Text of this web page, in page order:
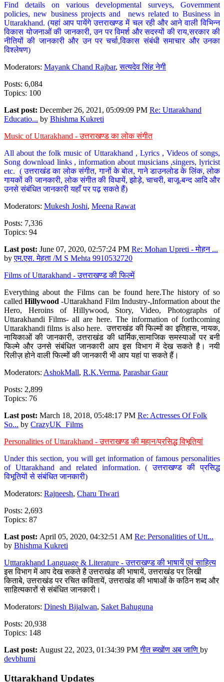
Find details on various developmental surveys, Government
policies, new business projects and news related to Business in
Uttarakhand. (यहां आप पायेंगे उत्तराखण्ड में चल रही और आने वाली विभिन्न
विकास योजनाओं की जानकारी, उन पर विमर्श और सदस्यों की राय,सरकार की
नीतियों की जानकारी और उन पर चर्चा,विकास संबंधी समाचार और उनका
विश्लेषण)
Moderators: Mayank Chand Rajbar,सत्यदेव सिंह नेगी
Posts: 6,084
Topics: 100
Last post: December 26, 2021, 05:09:09 PM Re: Uttarakhand
Educatio... by Bhishma Kukreti
Music of Uttarakhand - उत्तराखण्ड का लोक संगीत
All about the folk music of Uttarakhand , Lyrics , Videos of songs,
Song download links , information about musicians ,singers, lyricist
etc. ( उत्तराखंड का लोक संगीत, गानों के बोल, गाने डाउनलोड के लिंक, लोक
गायकों की जानकारी, लोक संगीत की विधायें, झोड़े, चाचरी, बाजू-बन्द आदि और
उनसे संबंधित जानकारी यहाँ पर पढ़ सकते हैं)
Moderators: Mukesh Joshi, Meena Rawat
Posts: 7,336
Topics: 94
Last post: June 07, 2020, 02:57:24 PM Re: Mohan Upreti - मोहन ...
byएम.एस. मेहता /M S Mehta 9910532720
Films of Uttarakhand - उत्तराखण्ड की फिल्में
Everything about the Films can be found here.The history of so
calledHillywood-Uttarakhand Film Industry-,Information about the
Hero, Heroins of Hillywood, Story, Video, Photographs of
Uttarakhandi Films- all are here. The information of forthcoming
Uttarakhandi films is also here. उत्तराखंड की फिल्मों का इतिहास, नायक,
नायिकाओं की जानकारी, उत्तराखंड की धार्मिक,सामाजिक समस्याओं पर बनी
फिल्मे और उनसे संबंधित जानकारी आप इस विभाग में देख सकते है। नयी
रिलीज़ होने वाली फिल्मों की जानकारी भी आप यहां पा सकते हैं।
Moderators: AshokMall, R.K.Verma, Parashar Gaur
Posts: 2,899
Topics: 76
Last post: March 18, 2018, 05:48:17 PM Re: Actresses Of Folk
So... by CrazyUK_Films
Personalities of Uttarakhand - उत्तराखण्ड की महान/प्रसिद्ध विभूतियां
Under this section, you will get information of famous personalities
of Uttarakhand and related information. ( उत्तराखण्ड की प्रसिद्ध
विभूतियों से संबंधित जानकारी)
Moderators: Rajneesh, Charu Tiwari
Posts: 2,693
Topics: 87
Last post: April 05, 2020, 04:32:51 AM Re: Personalities of Utt...
by Bhishma Kukreti
Utttarakhand Language & Literature - उत्तराखण्ड की भाषायें एवं साहित्य
इस विभाग में आप देख सकते है उत्तराखंड की भाषायें, उत्तराखंड पर लिखी
किताबे, उत्तराखंड पर रचित कवितायें, उत्तराखंड की भाषाओं के कठिन शब्द और
साहित्यकारों से संबंधित जानकारी।
Moderators: Dinesh Bijalwan, Saket Bahuguna
Posts: 20,938
Topics: 148
Last post: August 22, 2023, 01:34:39 PMगीत ब्य्खोंण अब जाणि by
devbhumi
Uttarakhand Updates